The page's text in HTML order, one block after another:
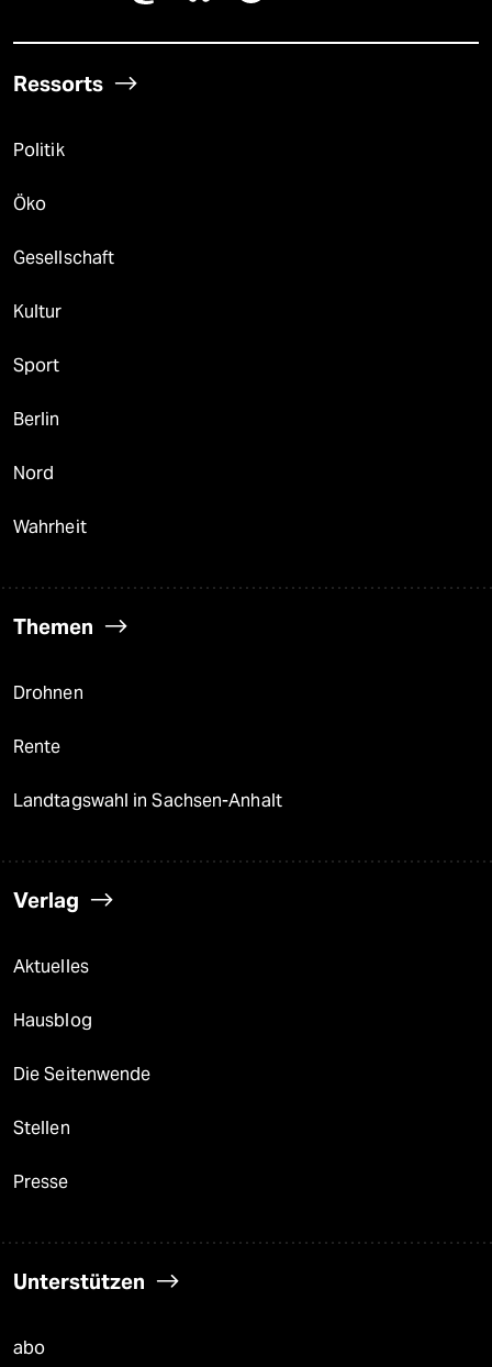
Ressorts
Politik
Öko
Gesellschaft
Kultur
Sport
Berlin
Nord
Wahrheit
Themen
Drohnen
Rente
Landtagswahl in Sachsen-Anhalt
Verlag
Aktuelles
Hausblog
Die Seitenwende
Stellen
Presse
Unterstützen
abo